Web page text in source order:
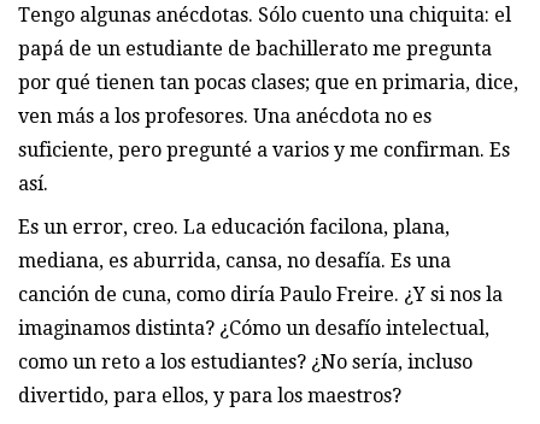
Tengo algunas anécdotas. Sólo cuento una chiquita: el
papá de un estudiante de bachillerato me pregunta
por qué tienen tan pocas clases; que en primaria, dice,
ven más a los profesores. Una anécdota no es
suficiente, pero pregunté a varios y me confirman. Es
así.
Es un error, creo. La educación facilona, plana,
mediana, es aburrida, cansa, no desafía. Es una
canción de cuna, como diría Paulo Freire. ¿Y si nos la
imaginamos distinta? ¿Cómo un desafío intelectual,
como un reto a los estudiantes? ¿No sería, incluso
divertido, para ellos, y para los maestros?